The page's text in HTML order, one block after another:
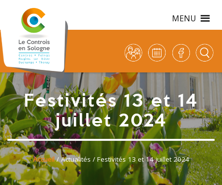
MENU
Festivités 13 et 14
juillet 2024
Accueil/ Actualités / Festivités 13 et 14 juillet 2024